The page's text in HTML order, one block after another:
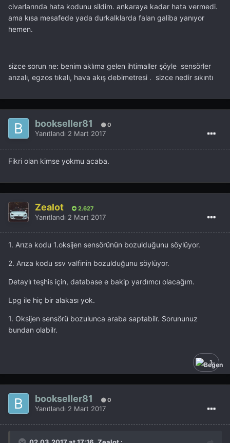
civarlarında hata kodunu sildim. ankaraya kadar hata vermedi.
ama kısa mesafede yada durkalklarda falan galiba yanıyor
hemen.
sizce sorun ne: benim aklıma gelen ihtimaller şöyle sensörler
arızalı, egzos tıkalı, hava akış debimetresi . sizce nedir sıkıntı
bookseller81 0
Yanıtlandı 2 Mart 2017
Fikri olan kimse yokmu acaba.
Zealot 2.627
Yanıtlandı 2 Mart 2017
1. Arıza kodu 1.oksijen sensörünün bozulduğunu söylüyor.
2. Arıza kodu ssv valfinin bozulduğunu söylüyor.
Detaylı teşhis için, database e bakip yardımcı olacağım.
Lpg ile hiç bir alakası yok.
1. Oksijen sensörü bozulunca araba saptabilr. Sorununuz
bundan olabilr.
1
bookseller81 0
Yanıtlandı 2 Mart 2017